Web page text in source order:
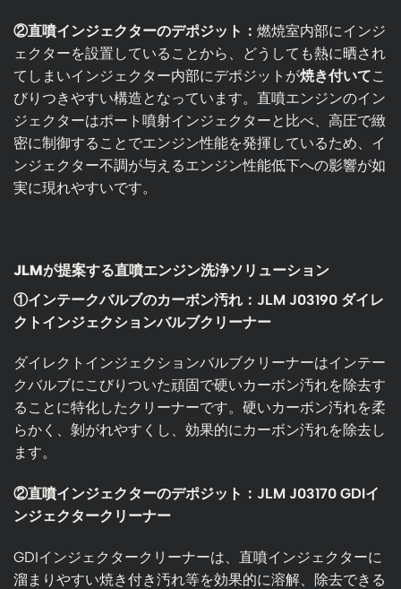
②直噴インジェクターのデポジット： 燃焼室内部にインジ
ェクターを設置していることから、どうしても熱に晒され
てしまいインジェクター内部にデポジットが焼き付いてこ
びりつきやすい構造となっています。直噴エンジンのイン
ジェクターはポート噴射インジェクターと比べ、高圧で緻
密に制御することでエンジン性能を発揮しているため、イ
ンジェクター不調が与えるエンジン性能低下への影響が如
実に現れやすいです。
JLMが提案する直噴エンジン洗浄ソリューション
①インテークバルブのカーボン汚れ：JLM J03190 ダイレ
クトインジェクションバルブクリーナー
ダイレクトインジェクションバルブクリーナーはインテー
クバルブにこびりついた頑固で硬いカーボン汚れを除去す
ることに特化したクリーナーです。硬いカーボン汚れを柔
らかく、剝がれやすくし、効果的にカーボン汚れを除去し
ます。
②直噴インジェクターのデポジット：JLM J03170 GDIイ
ンジェクタークリーナー
GDIインジェクタークリーナーは、直噴インジェクターに
溜まりやすい焼き付き汚れ等を効果的に溶解、除去できる